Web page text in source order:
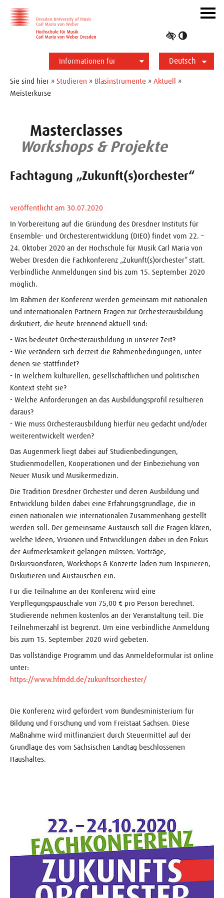
Informationen für
Studierende
Bewerber*innen
International
Presse
Alumni
Deutsch
English
ein-/
Sie sind hier » Studieren » Blasinstrumente » Aktuell
»
Meisterkurse
Masterclasses
Workshops & Projekte
Fachtagung „Zukunft(s)orchester“
veröffentlicht am 30.07.2020
In Vorbereitung auf die Gründung des Dresdner Instituts für
Ensemble- und Orchesterentwicklung (DIEO) findet vom 22. –
24. Oktober 2020 an der Hochschule für Musik Carl Maria von
Weber Dresden die Fachkonferenz „Zukunft(s)orchester“ statt.
Verbindliche Anmeldungen sind bis zum 15. September 2020
möglich.
Im Rahmen der Konferenz werden gemeinsam mit nationalen
und internationalen Partnern Fragen zur Orchesterausbildung
diskutiert, die heute brennend aktuell sind:
- Was bedeutet Orchesterausbildung in unserer Zeit?
- Wie verändern sich derzeit die Rahmenbedingungen, unter
denen sie stattfindet?
- In welchem kulturellen, gesellschaftlichen und politischen
Kontext steht sie?
- Welche Anforderungen an das Ausbildungsprofil resultieren
daraus?
- Wie muss Orchesterausbildung hierfür neu gedacht und/oder
weiterentwickelt werden?
Das Augenmerk liegt dabei auf Studienbedingungen,
Studienmodellen, Kooperationen und der Einbeziehung von
Neuer Musik und Musikermedizin.
Die Tradition Dresdner Orchester und deren Ausbildung und
Entwicklung bilden dabei eine Erfahrungsgrundlage, die in
einen nationalen wie internationalen Zusammenhang gestellt
werden soll. Der gemeinsame Austausch soll die Fragen klären,
welche Ideen, Visionen und Entwicklungen dabei in den Fokus
der Aufmerksamkeit gelangen müssen. Vorträge,
Diskussionsforen, Workshops & Konzerte laden zum Inspirieren,
Diskutieren und Austauschen ein.
Für die Teilnahme an der Konferenz wird eine
Verpflegungspauschale von 75,00 € pro Person berechnet.
Studierende nehmen kostenlos an der Veranstaltung teil. Die
Teilnehmerzahl ist begrenzt. Um eine verbindliche Anmeldung
bis zum 15. September 2020 wird gebeten.
Das vollständige Programm und das Anmeldeformular ist online
unter:
https://www.hfmdd.de/zukunftsorchester/
Die Konferenz wird gefördert vom Bundesministerium für
Bildung und Forschung und vom Freistaat Sachsen. Diese
Maßnahme wird mitfinanziert durch Steuermittel auf der
Grundlage des vom Sächsischen Landtag beschlossenen
Haushaltes.